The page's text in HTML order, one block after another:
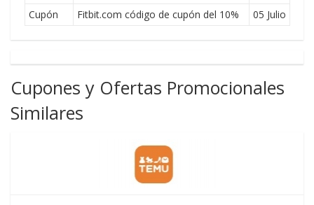
Cupón
Fitbit.com código de cupón del 10% 05 Julio
Cupones y Ofertas Promocionales
Similares